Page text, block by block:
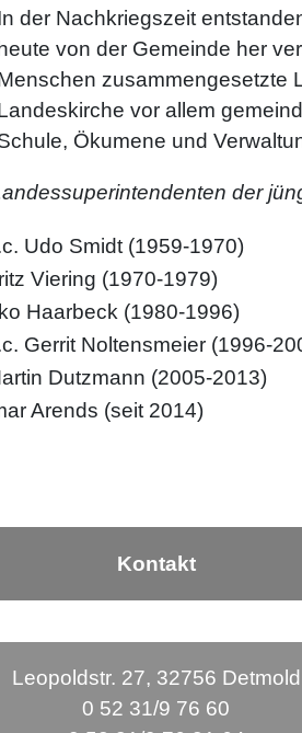
der Nachkriegszeit
von der Gemeinde her
zusammengesetzte
vor allem
Ökumene und
der
Udo Smidt (1959-1970)
Viering (1970-1979)
Haarbeck (1980-1996)
Gerrit Noltensmeier (1996-
Dutzmann (2005-2013)
Arends (seit 2014)
Kontakt
Leopoldstr. 27, 32756 Detmold
0 52 31/9 76 60